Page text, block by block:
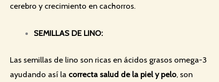
cerebro y crecimiento en cachorros.
SEMILLAS DE LINO:
Las semillas de lino son ricas en ácidos grasos omega-3
ayudando así la correcta salud de la piel y pelo, son